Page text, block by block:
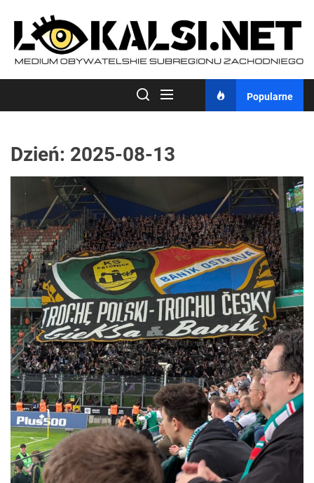
content
Popularne
Dzień: 2025-08-13